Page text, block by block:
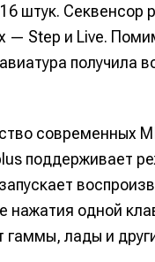
штук. Секвенсор
— Step и Live.
получила
современных
поддерживает
нажатия одной
гаммы, лады и